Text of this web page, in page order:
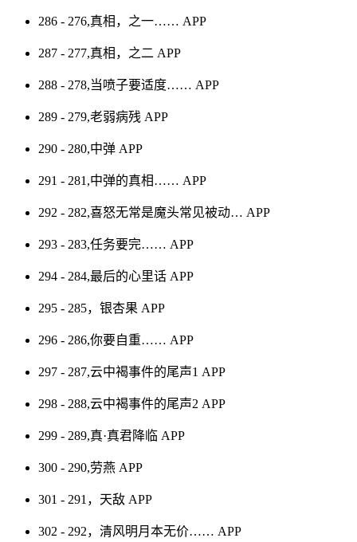
286 - 276,真相，之一…… APP
287 - 277,真相，之二 APP
288 - 278,当喷子要适度…… APP
289 - 279,老弱病残 APP
290 - 280,中弹 APP
291 - 281,中弹的真相…… APP
292 - 282,喜怒无常是魔头常见被动… APP
293 - 283,任务要完…… APP
294 - 284,最后的心里话 APP
295 - 285，银杏果 APP
296 - 286,你要自重…… APP
297 - 287,云中褐事件的尾声1 APP
298 - 288,云中褐事件的尾声2 APP
299 - 289,真·真君降临 APP
300 - 290,劳燕 APP
301 - 291，天敌 APP
302 - 292，清风明月本无价…… APP